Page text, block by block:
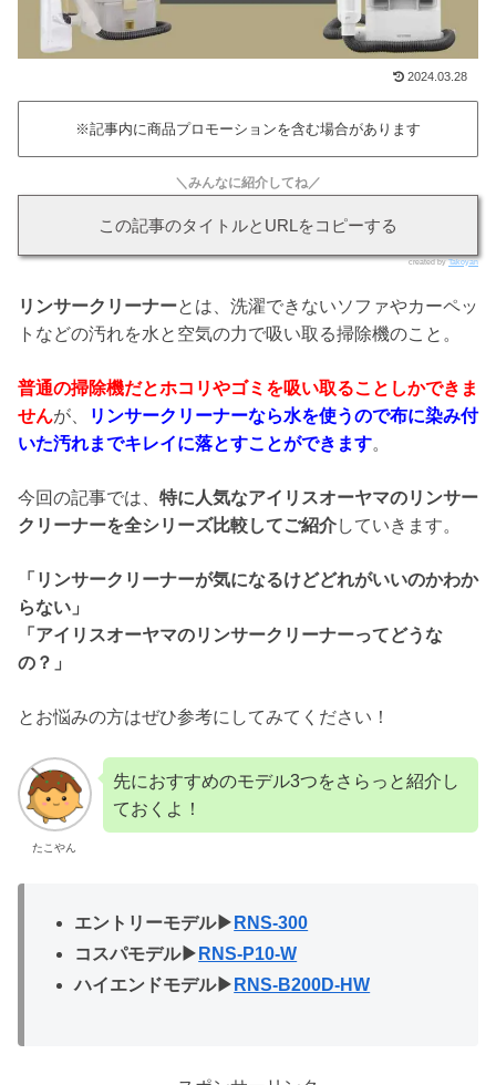
2024.03.28
※記事内に商品プロモーションを含む場合があります
＼みんなに紹介してね／
この記事のタイトルとURLをコピーする
created byTakoyan
リンサークリーナーとは、洗濯できないソファやカーペッ
トなどの汚れを水と空気の力で吸い取る掃除機のこと。
普通の掃除機だとホコリやゴミを吸い取ることしかできま
せんが、
リンサークリーナーなら水を使うので布に染み付
いた汚れまでキレイに落とすことができます。
今回の記事では、 特に人気なアイリスオーヤマのリンサー
クリーナーを全シリーズ比較してご紹介していきます。
「リンサークリーナーが気になるけどどれがいいのかわか
らない」
「アイリスオーヤマのリンサークリーナーってどうな
の？」
とお悩みの方はぜひ参考にしてみてください！
たこやん
先におすすめのモデル3つをさらっと紹介し
ておくよ！
エントリーモデル▶︎ RNS-300
コスパモデル▶︎ RNS-P10-W
ハイエンドモデル▶︎ RNS-B200D-HW